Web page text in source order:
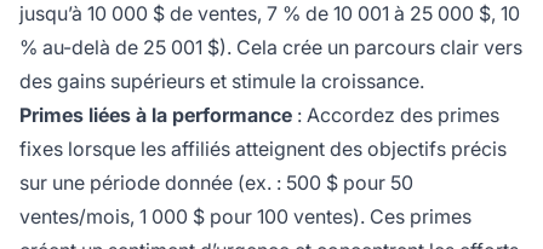
jusqu’à 10 000 $ de ventes, 7 % de 10 001 à 25 000 $, 10
% au-delà de 25 001 $). Cela crée un parcours clair vers
des gains supérieurs et stimule la croissance.
Primes liées à la performance : Accordez des primes
fixes lorsque les affiliés atteignent des objectifs précis
sur une période donnée (ex. : 500 $ pour 50
ventes/mois, 1 000 $ pour 100 ventes). Ces primes